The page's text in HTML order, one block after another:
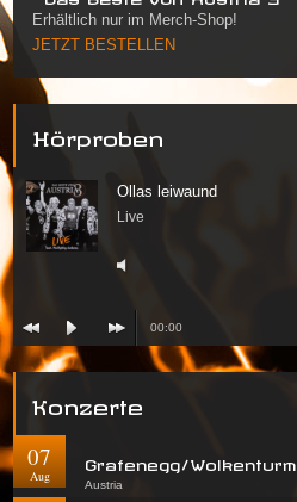
Erhältlich nur im Merch-Shop!
JETZT BESTELLEN
Hörproben
Ollas leiwaund
Live
00:00
Konzerte
07
Aug
Grafenegg/Wolkenturm
Austria